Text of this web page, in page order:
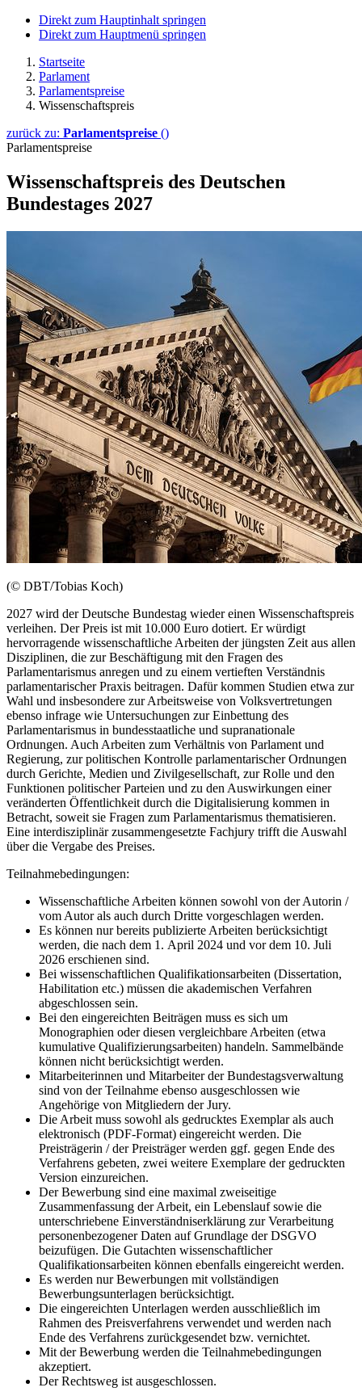
Direkt zum Hauptinhalt springen
Direkt zum Hauptmenü springen
Startseite
Parlament
Parlamentspreise
Wissenschaftspreis
zurück zu: Parlamentspreise ()
Parlamentspreise
Wissenschaftspreis des Deutschen
Bundestages 2027
(© DBT/Tobias Koch)
2027 wird der Deutsche Bundestag wieder einen Wissenschaftspreis
verleihen. Der Preis ist mit 10.000 Euro dotiert. Er würdigt
hervorragende wissenschaftliche Arbeiten der jüngsten Zeit aus allen
Disziplinen, die zur Beschäftigung mit den Fragen des
Parlamentarismus anregen und zu einem vertieften Verständnis
parlamentarischer Praxis beitragen. Dafür kommen Studien etwa zur
Wahl und insbesondere zur Arbeitsweise von Volksvertretungen
ebenso infrage wie Untersuchungen zur Einbettung des
Parlamentarismus in bundesstaatliche und supranationale
Ordnungen. Auch Arbeiten zum Verhältnis von Parlament und
Regierung, zur politischen Kontrolle parlamentarischer Ordnungen
durch Gerichte, Medien und Zivilgesellschaft, zur Rolle und den
Funktionen politischer Parteien und zu den Auswirkungen einer
veränderten Öffentlichkeit durch die Digitalisierung kommen in
Betracht, soweit sie Fragen zum Parlamentarismus thematisieren.
Eine interdisziplinär zusammengesetzte Fachjury trifft die Auswahl
über die Vergabe des Preises.
Teilnahmebedingungen:
Wissenschaftliche Arbeiten können sowohl von der Autorin /
vom Autor als auch durch Dritte vorgeschlagen werden.
Es können nur bereits publizierte Arbeiten berücksichtigt
werden, die nach dem 1. April 2024 und vor dem 10. Juli
2026 erschienen sind.
Bei wissenschaftlichen Qualifikationsarbeiten (Dissertation,
Habilitation etc.) müssen die akademischen Verfahren
abgeschlossen sein.
Bei den eingereichten Beiträgen muss es sich um
Monographien oder diesen vergleichbare Arbeiten (etwa
kumulative Qualifizierungsarbeiten) handeln. Sammelbände
können nicht berücksichtigt werden.
Mitarbeiterinnen und Mitarbeiter der Bundestagsverwaltung
sind von der Teilnahme ebenso ausgeschlossen wie
Angehörige von Mitgliedern der Jury.
Die Arbeit muss sowohl als gedrucktes Exemplar als auch
elektronisch (PDF-Format) eingereicht werden. Die
Preisträgerin / der Preisträger werden ggf. gegen Ende des
Verfahrens gebeten, zwei weitere Exemplare der gedruckten
Version einzureichen.
Der Bewerbung sind eine maximal zweiseitige
Zusammenfassung der Arbeit, ein Lebenslauf sowie die
unterschriebene Einverständniserklärung zur Verarbeitung
personenbezogener Daten auf Grundlage der DSGVO
beizufügen. Die Gutachten wissenschaftlicher
Qualifikationsarbeiten können ebenfalls eingereicht werden.
Es werden nur Bewerbungen mit vollständigen
Bewerbungsunterlagen berücksichtigt.
Die eingereichten Unterlagen werden ausschließlich im
Rahmen des Preisverfahrens verwendet und werden nach
Ende des Verfahrens zurückgesendet bzw. vernichtet.
Mit der Bewerbung werden die Teilnahmebedingungen
akzeptiert.
Der Rechtsweg ist ausgeschlossen.